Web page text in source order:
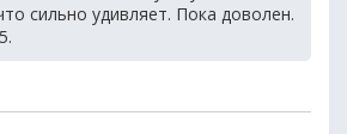
сильно удивляет. Пока доволен.